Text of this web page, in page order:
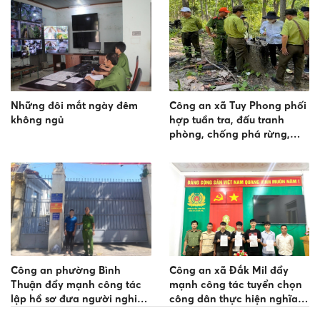
Những đôi mắt ngày đêm
không ngủ
Công an xã Tuy Phong phối
hợp tuần tra, đấu tranh
phòng, chống phá rừng,
chiếm đất rừng trên địa bàn
Công an phường Bình
Thuận đẩy mạnh công tác
lập hồ sơ đưa người nghiện
Công an xã Đắk Mil đẩy
mạnh công tác tuyển chọn
công dân thực hiện nghĩa